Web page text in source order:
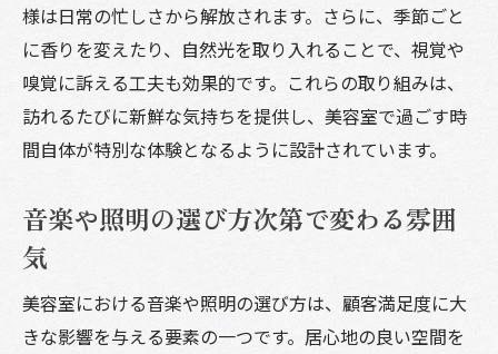
様は日常の忙しさから解放されます。さらに、季節ごと
に香りを変えたり、自然光を取り入れることで、視覚や
嗅覚に訴える工夫も効果的です。これらの取り組みは、
訪れるたびに新鮮な気持ちを提供し、美容室で過ごす時
間自体が特別な体験となるように設計されています。
音楽や照明の選び方次第で変わる雰囲
気
美容室における音楽や照明の選び方は、顧客満足度に大
きな影響を与える要素の一つです。居心地の良い空間を